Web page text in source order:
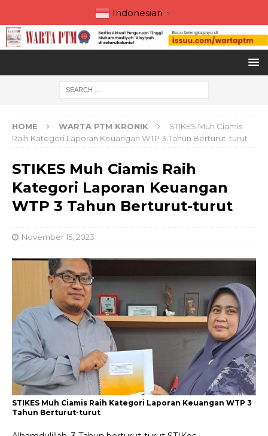
Indonesian ▼
HOME WARTA PTM KRONIK
STIKES Muh Ciamis
Raih Kategori Laporan Keuangan WTP 3 Tahun Berturut-turut
STIKES Muh Ciamis Raih
Kategori Laporan Keuangan
WTP 3 Tahun Berturut-turut
November 15, 2023
STIKES Muh Ciamis Raih Kategori Laporan Keuangan WTP 3
Tahun Berturut-turut